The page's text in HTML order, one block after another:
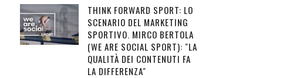
THINK FORWARD SPORT: LO
SCENARIO DEL MARKETING
SPORTIVO. MIRCO BERTOLA
(WE ARE SOCIAL SPORT): "LA
QUALITÀ DEI CONTENUTI FA
LA DIFFERENZA"